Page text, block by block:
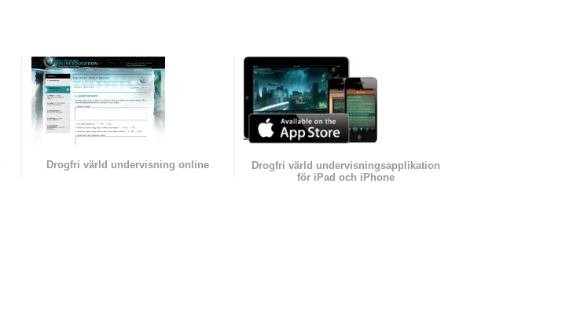
Drogfri värld undervisning online
Drogfri värld undervisningsapplikation
för iPad och iPhone